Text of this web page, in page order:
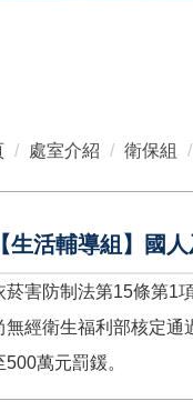
處室介紹 衛保組
【生活輔導組】國
菸害防制法第15條第1
無經衛生福利部核定通
500萬元罰鍰。